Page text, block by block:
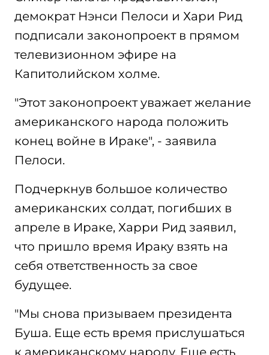
демократ Нэнси Пелоси и Хари Рид
подписали законопроект в прямом
телевизионном эфире на
Капитолийском холме.
"Этот законопроект уважает желание
американского народа положить
конец войне в Ираке", - заявила
Пелоси.
Подчеркнув большое количество
американских солдат, погибших в
апреле в Ираке, Харри Рид заявил,
что пришло время Ираку взять на
себя ответственность за свое
будущее.
"Мы снова призываем президента
Буша. Еще есть время прислушаться
к американскому народу. Еще есть